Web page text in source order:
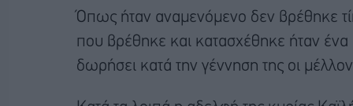
Όπως ήταν αναμενόμενο δεν βρέθηκε
που βρέθηκε και κατασχέθηκε ήταν ένα
δωρήσει κατά την γέννηση της οι